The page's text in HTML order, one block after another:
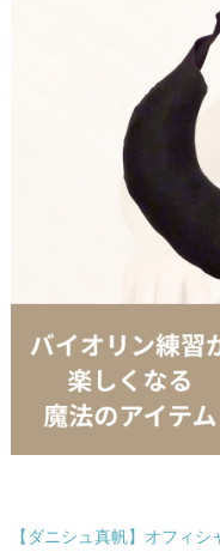
【ダニシュ真帆】オフィ